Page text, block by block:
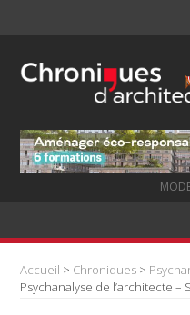
Accueil > Chroniques >
Psychanalyse de l’architecte –